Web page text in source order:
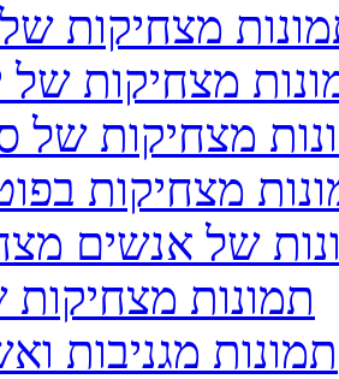
מצחיקות
מצחיקות של
מצחיקות של
מצחיקות
של אנשים
תמונות מצחיקות
תמונות מגניבות